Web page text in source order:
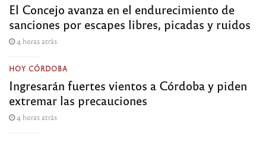
El Concejo avanza en el endurecimiento de
sanciones por escapes libres, picadas y ruidos
4 horas atrás
HOY CÓRDOBA
Ingresarán fuertes vientos a Córdoba y piden
extremar las precauciones
4 horas atrás